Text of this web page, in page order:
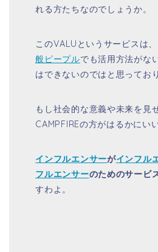
れる方たちなのでしょうか。
このVALUというサービスは
般ピープルでも活用方法がな
はできないのではと思ってお
もし社会的な意義や未来を見
CAMPFIREの方がはるかにい
インフルエンサーがインフル
フルエンサーのためのサービ
すわよ。